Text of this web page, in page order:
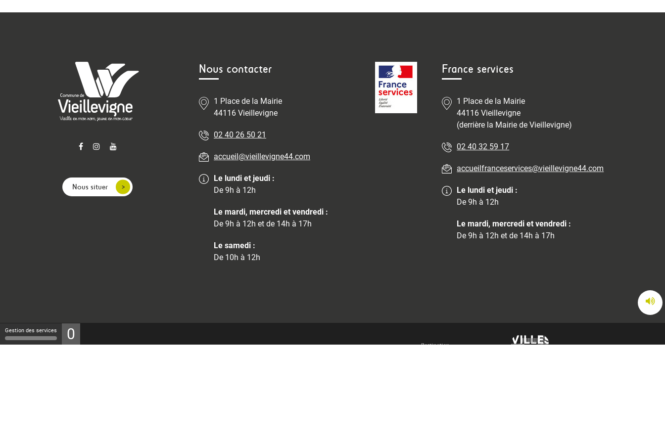
Nous situer
Nous contacter
1 Place de la Mairie
44116 Vieillevigne
02 40 26 50 21
accueil@vieillevigne44.com
Le lundi et jeudi :
De 9h à 12h
Le mardi, mercredi et vendredi :
De 9h à 12h et de 14h à 17h
Le samedi :
De 10h à 12h
France services
1 Place de la Mairie
44116 Vieillevigne
(derrière la Mairie de Vieillevigne)
02 40 32 59 17
accueilfranceservices@vieillevigne44.com
Le lundi et jeudi :
De 9h à 12h
Le mardi, mercredi et vendredi :
De 9h à 12h et de 14h à 17h
Gestion des services 0